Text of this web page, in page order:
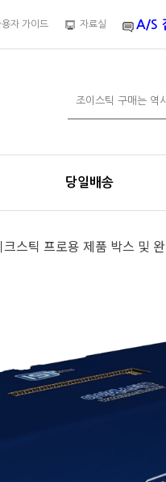
용자 가이드 자료실 A/S
당일배송
스틱 프로용 제품 박스 및